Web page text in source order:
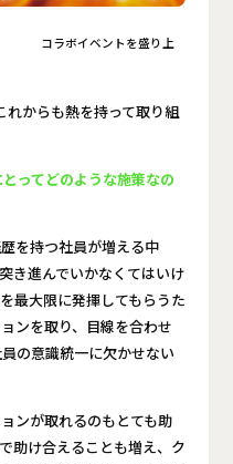
を盛り上
れからも熱を持って取り組
ってどのような施策なの
を持つ社員が増える中
き進んでいかなくてはいけ
最大限に発揮してもらうた
ンを取り、目線を合わせ
の意識統一に欠かせない
ンが取れるのもとても助
助け合えることも増え、ク